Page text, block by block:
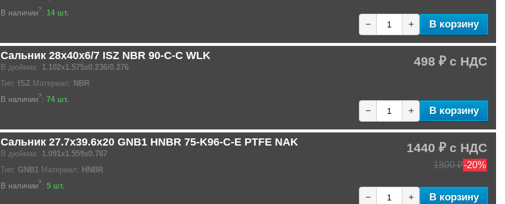
В наличии?: 14 шт.
− + В корзину
Сальник 28x40x6/7 ISZ NBR 90-C-C WLK
В дюймах: 1.102x1.575x0.236/0.276
Тип:
ISZ Материал: NBR
В наличии?: 74 шт.
498 ₽
− + В корзину
Сальник 27.7x39.6x20 GNB1 HNBR 75-K96-C-E PTFE NAK
В дюймах: 1.091x1.559x0.787
Тип: GNB1 Материал: HNBR
В наличии?: 5 шт.
1440 ₽
1800 ₽-20%
− + В корзину